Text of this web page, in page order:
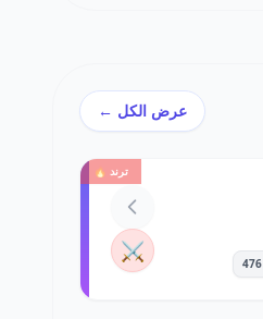
عرض الكل ←
ترند 🔥
⚔️